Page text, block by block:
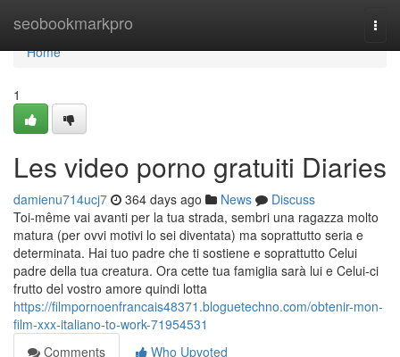
seobookmarkpro
Home
Home
1
Les video porno gratuiti Diaries
damienu714ucj7 364 days ago News
Discuss
Toi-même vai avanti per la tua strada, sembri una ragazza molto
matura (per ovvi motivi lo sei diventata) ma soprattutto seria e
determinata. Hai tuo padre che ti sostiene e soprattutto Celui
padre della tua creatura. Ora cette tua famiglia sarà lui e Celui-ci
frutto del vostro amore quindi lotta
https://filmpornoenfrancais48371.bloguetechno.com/obtenir-mon-
film-xxx-italiano-to-work-71954531
Comments
Who Upvoted